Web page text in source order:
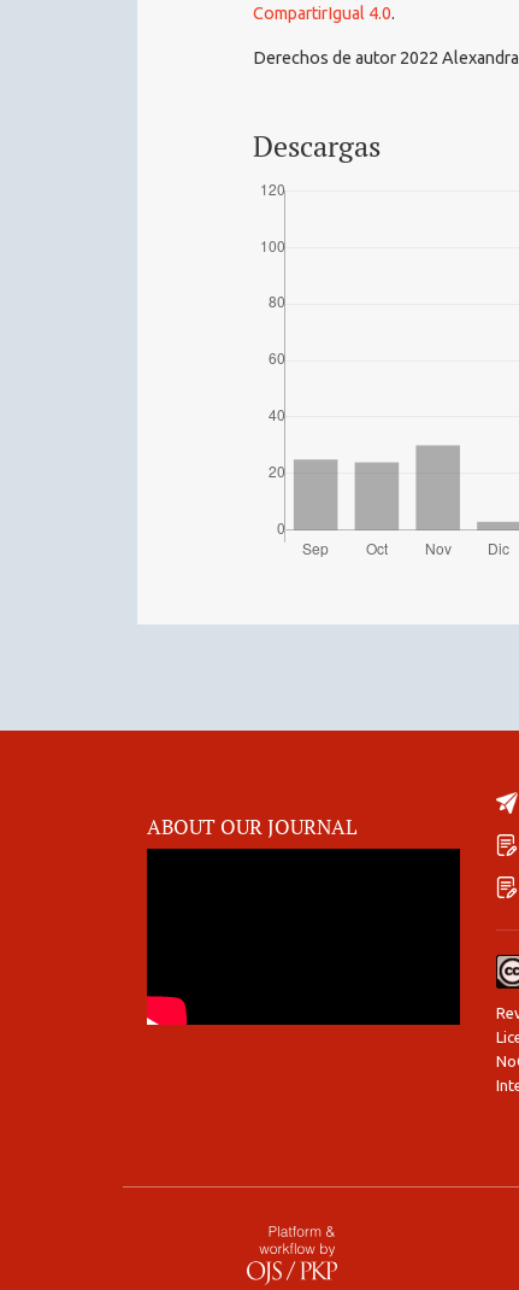
CompartirIgual 4.0.
Derechos de autor 2022
Descargas
ABOUT OUR JOURNAL